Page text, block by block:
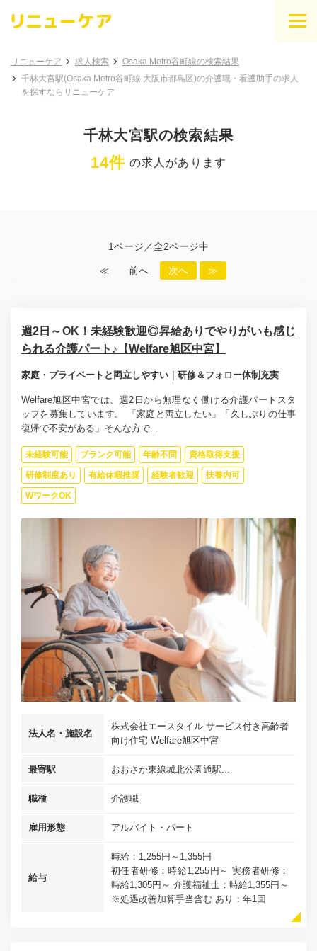
リニューケア 求人検索
Osaka Metro谷町線の検索結果
千林大宮駅(Osaka Metro谷町線 大阪市都島区)の介護職・看護助手の求人
を探すならリニューケア
千林大宮駅の検索結果
14件 の求人があります
1ページ／全2ページ中
≪ 前へ 次へ ≫
週2日～OK！未経験歓迎◎昇給ありでやりがいも感じ
られる介護パート♪【Welfare旭区中宮】
家庭・プライベートと両立しやすい｜研修＆フォロー体制充実
Welfare旭区中宮では、週2日から無理なく働ける介護パートスタ
ッフを募集しています。 「家庭と両立したい」「久しぶりの仕事
復帰で不安がある」そんな方で...
未経験可能 ブランク可能 年齢不問 資格取得支援
研修制度あり 有給休暇推奨 経験者歓迎 扶養内可
WワークOK
法人名・施設名
株式会社エースタイル サービス付き高齢者
向け住宅 Welfare旭区中宮
最寄駅 おおさか東線城北公園通駅...
職種 介護職
雇用形態 アルバイト・パート
給与
時給：1,255円～1,355円
初任者研修：時給1,255円～ 実務者研修：
時給1,305円～ 介護福祉士：時給1,355円～
※処遇改善加算手当含む あり：年1回